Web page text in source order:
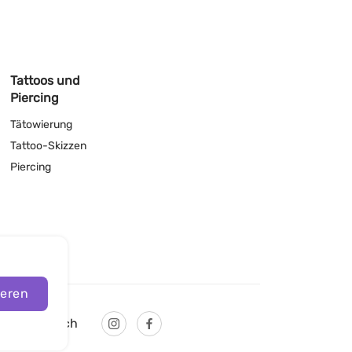
Tattoos und
Piercing
Tätowierung
Tattoo-Skizzen
Piercing
Deutsch